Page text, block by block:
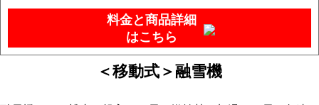
料金と商品詳細
はこちら
＜移動式＞融雪機